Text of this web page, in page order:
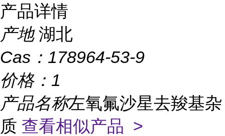
产品详情
产地 湖北
Cas： 178964-53-9
价格： 1
产品名称左氧氟沙星去羧基杂
质 查看相似产品 >